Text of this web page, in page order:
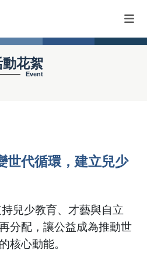
動花絮
Event
世代循環，建立兒少
兒少教育、才藝與自立
分配，讓公益成為推動世
核心動能。